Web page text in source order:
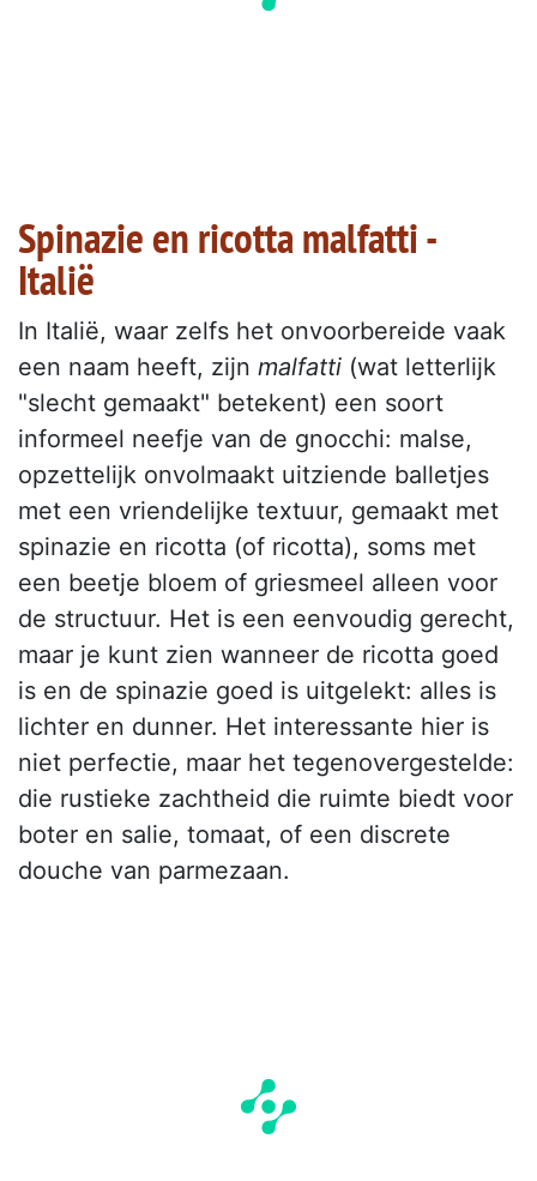
Spinazie en ricotta malfatti -
Italië
In Italië, waar zelfs het onvoorbereide vaak
een naam heeft, zijn malfatti (wat letterlijk
"slecht gemaakt" betekent) een soort
informeel neefje van de gnocchi: malse,
opzettelijk onvolmaakt uitziende balletjes
met een vriendelijke textuur, gemaakt met
spinazie en ricotta (of ricotta), soms met
een beetje bloem of griesmeel alleen voor
de structuur. Het is een eenvoudig gerecht,
maar je kunt zien wanneer de ricotta goed
is en de spinazie goed is uitgelekt: alles is
lichter en dunner. Het interessante hier is
niet perfectie, maar het tegenovergestelde:
die rustieke zachtheid die ruimte biedt voor
boter en salie, tomaat, of een discrete
douche van parmezaan.